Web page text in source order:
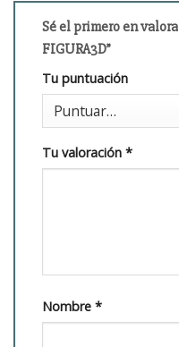
Sé el primero en
FIGURA3D”
Tu puntuación
Tu valoración *
Nombre *